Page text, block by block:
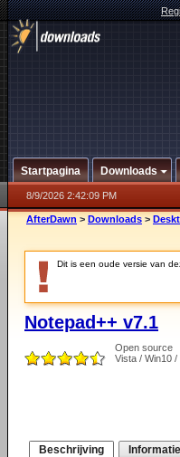
Startpagina Downloads
8/9/2026 2:42:09 PM
AfterDawn > Downloads >
Dit is een oude versie van
Notepad++ v7.1
Open source
Vista / Win10 /
Beschrijving Informatie